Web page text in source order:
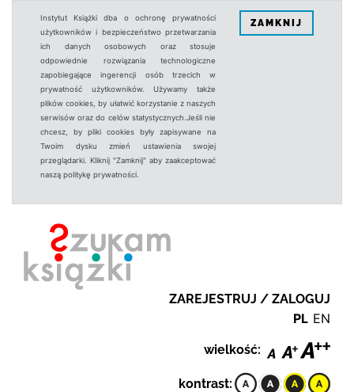
Instytut Książki dba o ochronę prywatności
użytkowników i bezpieczeństwo przetwarzania
ich danych osobowych oraz stosuje
odpowiednie rozwiązania technologiczne
zapobiegające ingerencji osób trzecich w
prywatność użytkowników. Używamy także
plików cookies, by ułatwić korzystanie z naszych
serwisów oraz do celów statystycznych.Jeśli nie
chcesz, by pliki cookies były zapisywane na
Twoim dysku zmień ustawienia swojej
przeglądarki. Kliknij "Zamknij" aby zaakceptować
naszą politykę prywatności.
ZAMKNIJ
ZAREJESTRUJ / ZALOGUJ
PL EN
wielkość:
kontrast: